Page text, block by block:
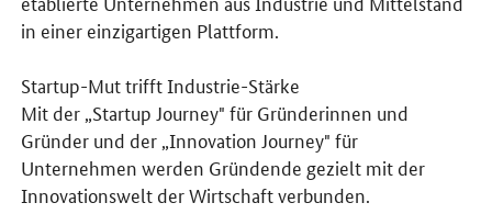
in einer einzigartigen Plattform.
Startup-Mut trifft Industrie-Stärke
Mit der „Startup Journey" für Gründerinnen und
Gründer und der „Innovation Journey" für
Unternehmen werden Gründende gezielt mit der
Innovationswelt der Wirtschaft verbunden.